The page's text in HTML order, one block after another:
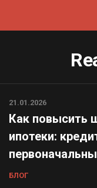
содержанию
21.01.2026
Как повысить
ипотеки:
БЛОГ